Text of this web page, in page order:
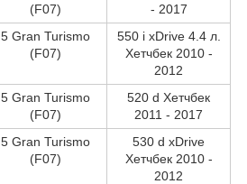
(F07)
- 2017
5 Gran Turismo
(F07)
550 i xDrive 4.4 л.
Хетчбек 2010 -
2012
5 Gran Turismo
(F07)
520 d Хетчбек
2011 - 2017
5 Gran Turismo
(F07)
530 d xDrive
Хетчбек 2010 -
2012